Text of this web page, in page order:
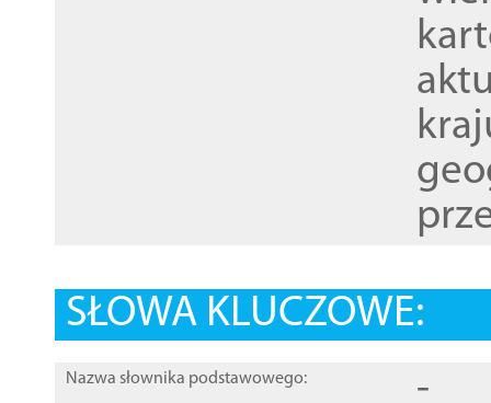
SŁOWA KLUCZOWE:
Nazwa słownika podstawowego: -